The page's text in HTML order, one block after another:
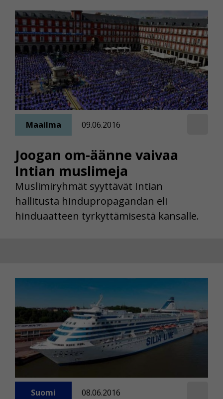
Joogan om-äänne vaivaa
Intian muslimeja
Maailma 09.06.2016
Muslimiryhmät syyttävät Intian
hallitusta hindupropagandan eli
hinduaatteen tyrkyttämisestä kansalle.
Suomi 08.06.2016